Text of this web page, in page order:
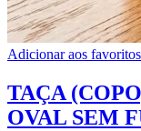
Adicionar aos favoritos
TAÇA
OVAL SEM